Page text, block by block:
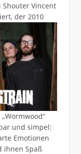
Vincent
der 2010
und simpel:
Emotionen
ihnen Spaß